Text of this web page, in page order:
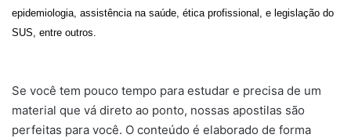
epidemiologia, assistência na saúde, ética profissional, e legislação do
SUS, entre outros.
Se você tem pouco tempo para estudar e precisa de um
material que vá direto ao ponto, nossas apostilas são
perfeitas para você. O conteúdo é elaborado de forma